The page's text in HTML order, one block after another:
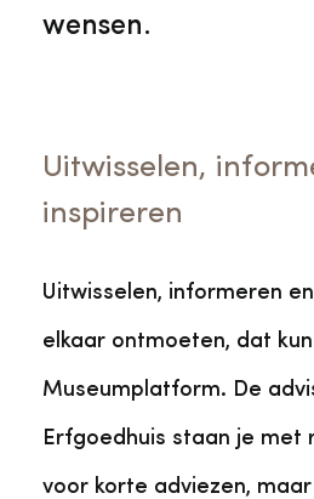
wensen.
Uitwisselen,
inspireren
Uitwisselen, informeren
elkaar ontmoeten, dat
Museumplatform. De
Erfgoedhuis staan je met
voor korte adviezen,